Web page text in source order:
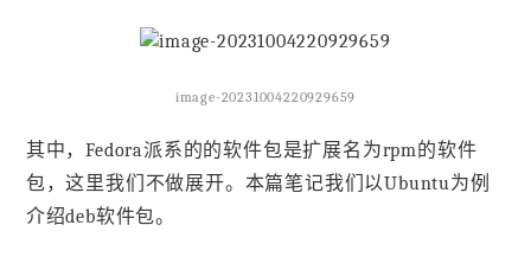
image-20231004220929659
其中，Fedora派系的的软件包是扩展名为rpm的软件
包，这里我们不做展开。本篇笔记我们以Ubuntu为例
介绍deb软件包。